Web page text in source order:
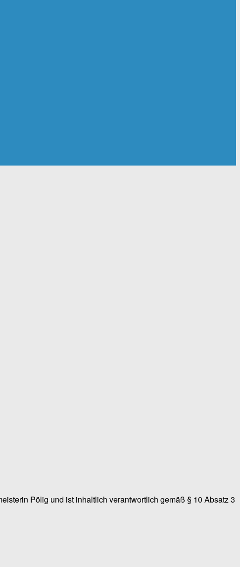
Pölig und ist inhaltlich verantwortlich gemäß § 10 Absatz 3